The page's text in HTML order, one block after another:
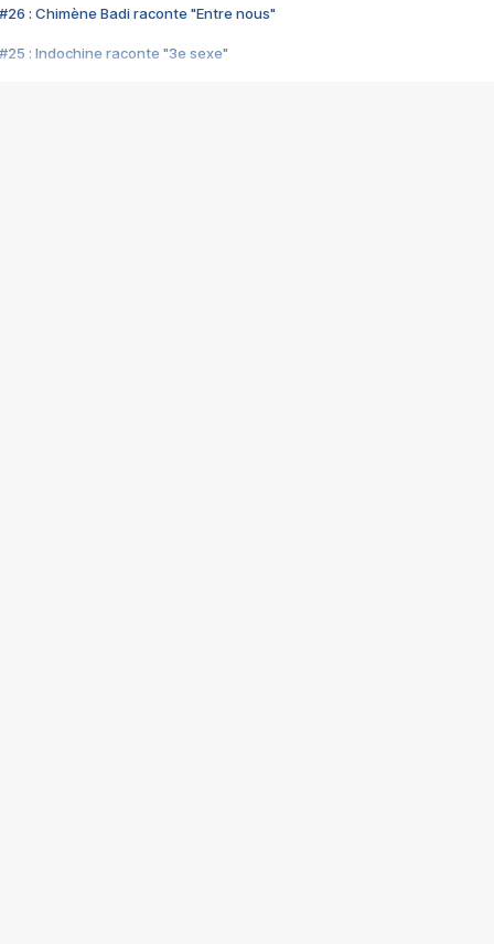
#26 : Chimène Badi raconte "Entre nous"
#25 : Indochine raconte "3e sexe"